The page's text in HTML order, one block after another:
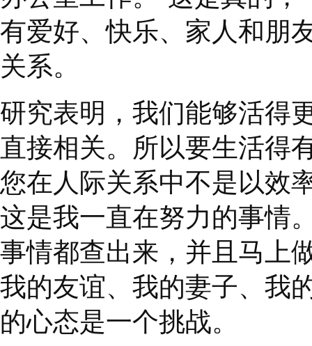
这句著名的格言让我
办公室工作。
有爱好、快乐、家人
关系。
研究表明，我们能够
直接相关。所以要生
您在人际关系中不是
这是我一直在努力的